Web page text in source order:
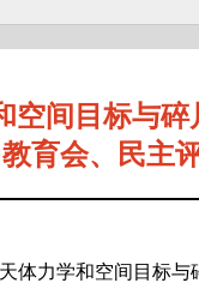
空间目标与
育会、民主
体力学和空间目标